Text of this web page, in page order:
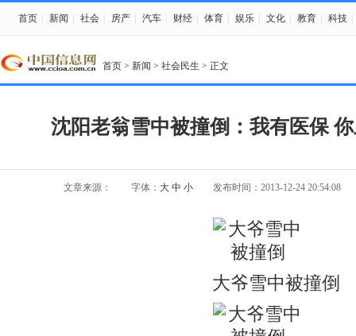
首页 新闻 社会 房产 汽车 财经 体育 娱乐 文化 教育 科技
首页 > 新闻 > 社会民生 > 正文
沈阳老翁雪中被撞倒：我有医保
文章来源： 字体： 大 中 小 发布时间：2013-12-24 20:54:08
大爷雪中被撞倒